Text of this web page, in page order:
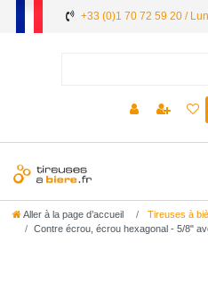
+33 (0)1 70 72 59 20 /
Aller à la page d’accueil
Tireuses à
Contre écrou, écrou hexagonal - 5/8"